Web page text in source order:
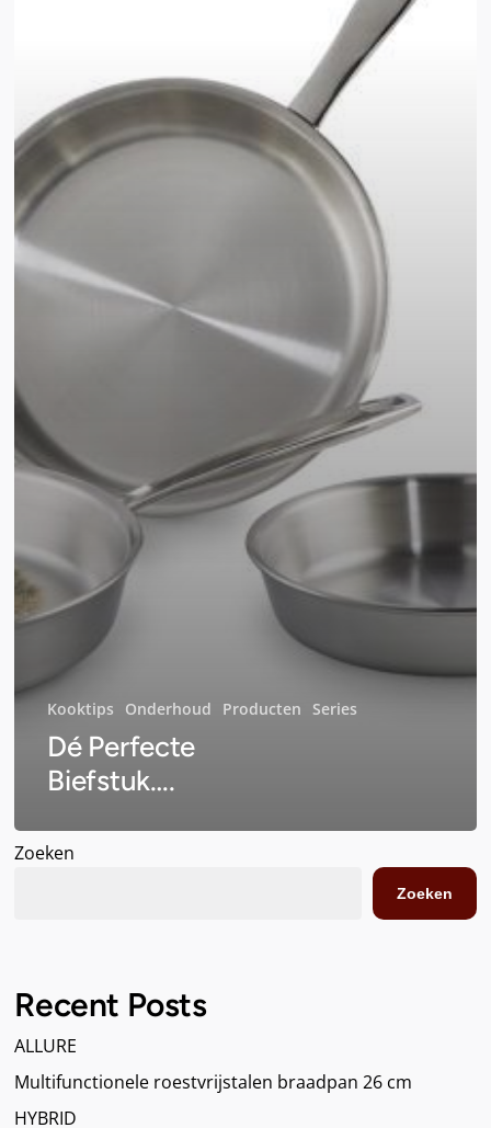
Kooktips Onderhoud Producten Series
Dé Perfecte
Biefstuk….
Zoeken
Zoeken
Recent Posts
ALLURE
Multifunctionele roestvrijstalen braadpan 26 cm
HYBRID